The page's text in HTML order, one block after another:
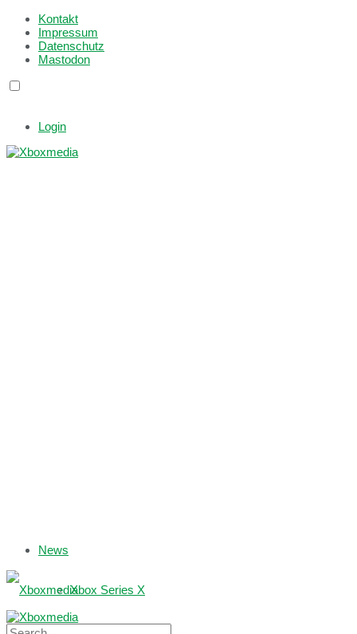
Kontakt
Impressum
Datenschutz
Mastodon
Login
News
Xbox Series X